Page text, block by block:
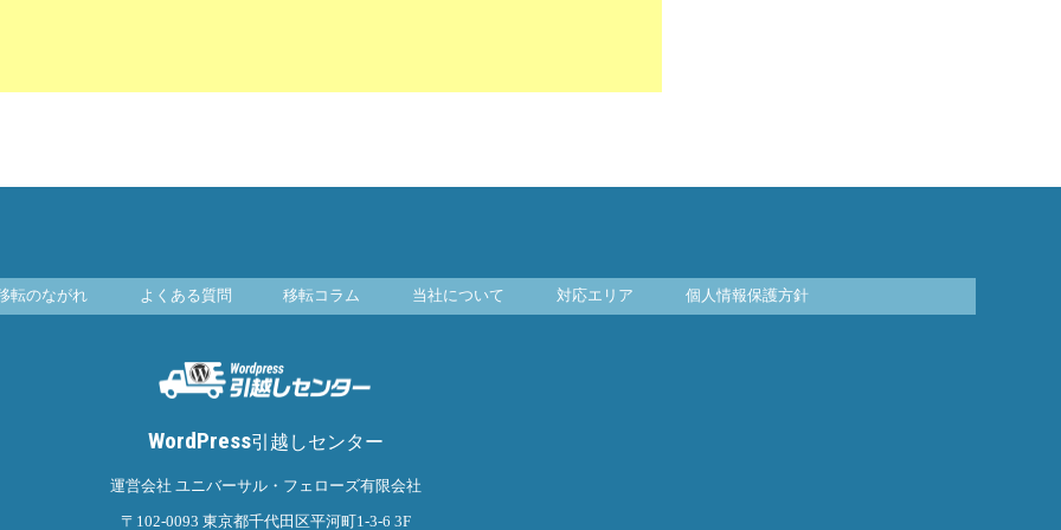
転のながれ よくある質問 移転コラム 当社について 対応エリア 個人情報保護方針
WordPress引越しセンター
運営会社 ユニバーサル・フェローズ有限会社
〒102-0093 東京都千代田区平河町1-3-6 3F